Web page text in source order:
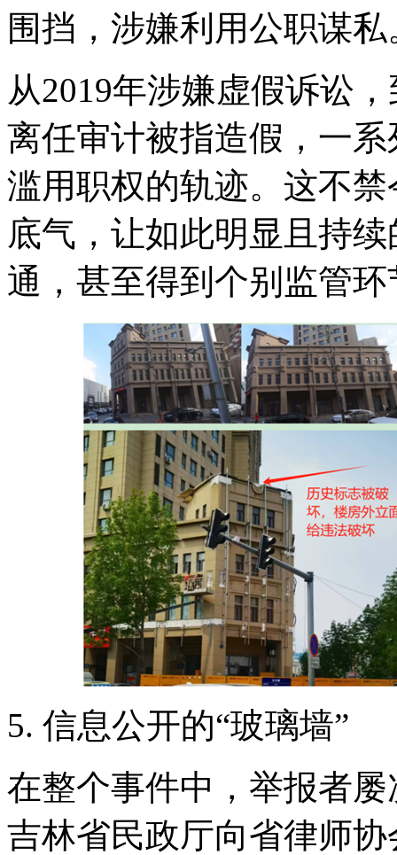
围挡，涉嫌利用公职谋私
从2019年涉嫌虚假诉讼
离任审计被指造假，一
滥用职权的轨迹。这不
底气，让如此明显且持
通，甚至得到个别监管
5. 信息公开的“玻璃墙”
在整个事件中，举报者
吉林省民政厅向省律师